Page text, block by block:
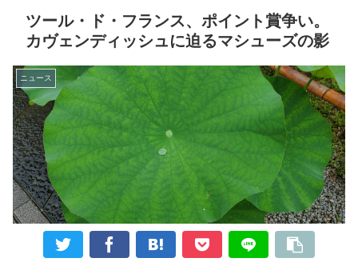
ツール・ド・フランス、ポイント賞争い。
カヴェンディッシュに迫るマシューズの影
ニュース